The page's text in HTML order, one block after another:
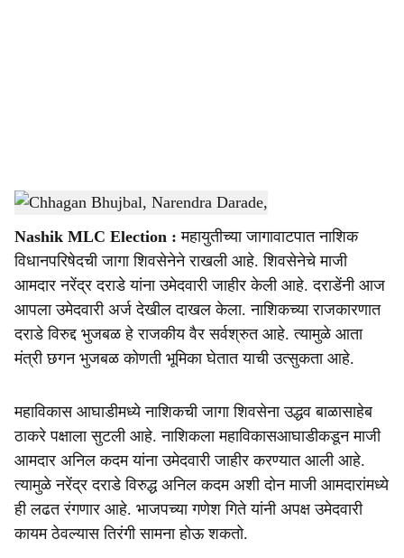
a
r
e
Chhagan Bhujbal, Narendra Darade,-Sarkarnama
Nashik MLC Election : महायुतीच्या जागावाटपात नाशिक
विधानपरिषेदची जागा शिवसेनेने राखली आहे. शिवसेनेचे माजी
आमदार नरेंद्र दराडे यांना उमेदवारी जाहीर केली आहे. दराडेंनी आज
आपला उमेदवारी अर्ज देखील दाखल केला. नाशिकच्या राजकारणात
दराडे विरुद्द भुजबळ हे राजकीय वैर सर्वश्रुत आहे. त्यामुळे आता
मंत्री छगन भुजबळ कोणती भूमिका घेतात याची उत्सुकता आहे.
महाविकास आघाडीमध्ये नाशिकची जागा शिवसेना उद्धव बाळासाहेब
ठाकरे पक्षाला सुटली आहे. नाशिकला महाविकासआघाडीकडून माजी
आमदार अनिल कदम यांना उमेदवारी जाहीर करण्यात आली आहे.
त्यामुळे नरेंद्र दराडे विरुद्ध अनिल कदम अशी दोन माजी आमदारांमध्ये
ही लढत रंगणार आहे. भाजपच्या गणेश गिते यांनी अपक्ष उमेदवारी
कायम ठेवल्यास तिरंगी सामना होऊ शकतो.